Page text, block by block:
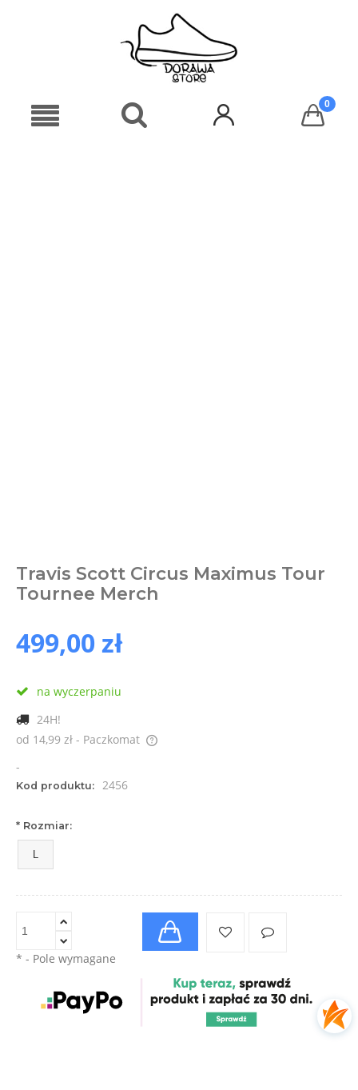
Travis Scott Circus Maximus Tour
Tournee Merch
499,00 zł
na wyczerpaniu
24H!
od 14,99 zł - Paczkomat
Cena nie zawiera ewentualnych kosztów płatności
-
Kod produktu: 2456
* Rozmiar:
* - Pole wymagane